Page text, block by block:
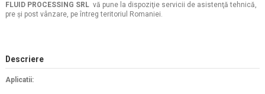
FLUID PROCESSING SRL vă pune la dispoziţie servicii de asistenţă tehnică,
pre şi post vânzare, pe întreg teritoriul Romaniei.
Descriere
Aplicatii: